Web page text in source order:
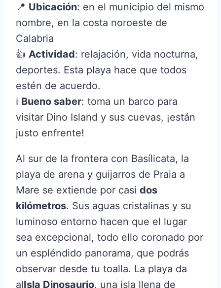
📍 Ubicación: en el municipio del mismo
nombre, en la costa noroeste de
Calabria
👍 Actividad: relajación, vida nocturna,
deportes. Esta playa hace que todos
estén de acuerdo.
ℹ️ Bueno saber: toma un barco para
visitar Dino Island y sus cuevas, ¡están
justo enfrente!
Al sur de la frontera con Basílicata, la
playa de arena y guijarros de Praia a
Mare se extiende por casi dos
kilómetros. Sus aguas cristalinas y su
luminoso entorno hacen que el lugar
sea excepcional, todo ello coronado por
un espléndido panorama, que podrás
observar desde tu toalla. La playa da
alIsla Dinosaurio, una isla llena de